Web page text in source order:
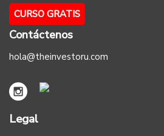
CURSO GRATIS
Contáctenos
hola@theinvestoru.com
Legal